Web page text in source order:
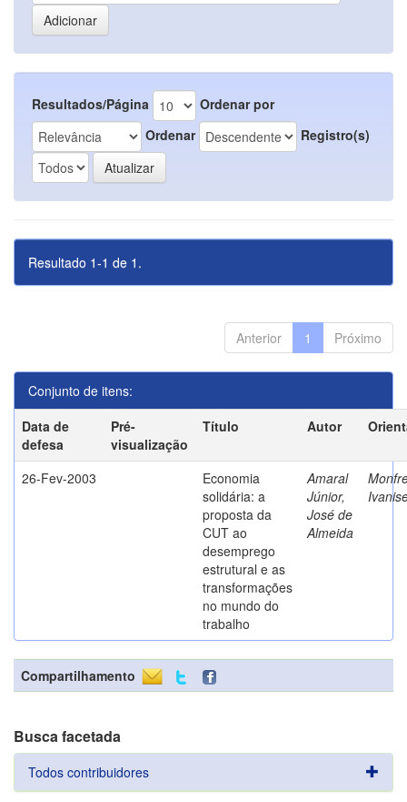
Resultados/Página
Ordenar por
Ordenar
Registro(s)
Resultado 1-1 de 1.
Anterior 1 Próximo
Conjunto de itens:
Data de
defesa
Pré-
visualização
Título Autor
26-Fev-2003
Economia
solidária: a
proposta da
CUT ao
desemprego
estrutural e as
transformações
no mundo do
trabalho
Amaral
Júnior,
José de
Almeida
Compartilhamento
Busca facetada
Todos contribuidores